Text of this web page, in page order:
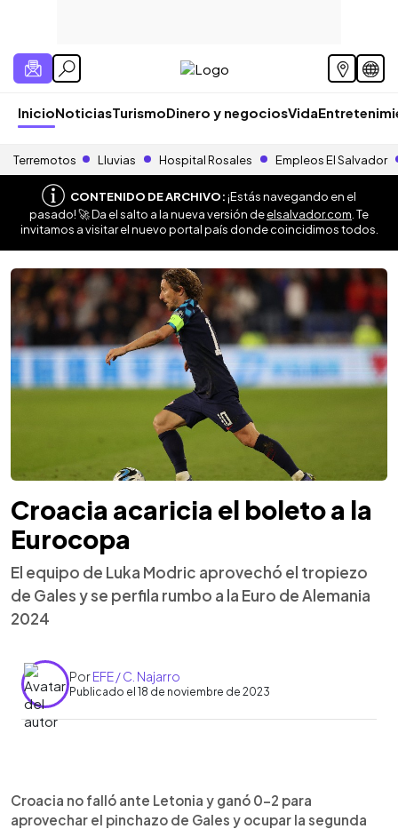
InicioNoticiasTurismoDinero y negociosVida
Terremotos Lluvias Hospital Rosales Empleos El Salvador
CONTENIDO DE ARCHIVO:¡Estás navegando en el
pasado! 🚀 Da el salto a la nueva versión deelsalvador.com . Te
invitamos a visitar el nuevo portal país donde coincidimos todos.
Croacia acaricia el boleto a la
Eurocopa
El equipo de Luka Modric aprovechó el tropiezo
de Gales y se perfila rumbo a la Euro de Alemania
2024
PorEFE / C. Najarro
Publicado el 18 de noviembre de 2023
► Escuchar artículo
Croacia no falló ante Letonia y ganó 0-2 para
aprovechar el pinchazo de Gales y ocupar la segunda